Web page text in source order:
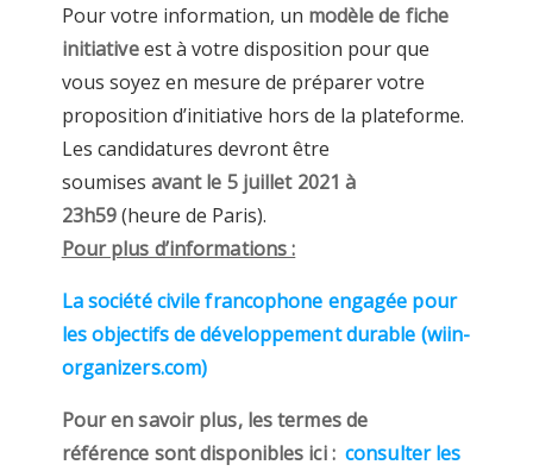
Pour votre information, un modèle de fiche
initiativeest à votre disposition pour que
vous soyez en mesure de préparer votre
proposition d’initiative hors de la plateforme.
Les candidatures devront être
soumises avant le 5 juillet 2021 à
23h59(heure de Paris).
Pour plus d’informations :
La société civile francophone engagée pour
les objectifs de développement durable (wiin-
organizers.com)
Pour en savoir plus, les termes de
référence sont disponibles ici :consulter les